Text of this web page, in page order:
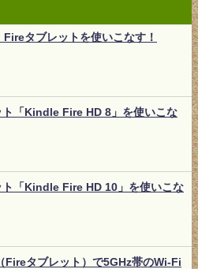
Fireタブレットを使いこなす！
ト「Kindle Fire HD 8」を使いこな
ト「Kindle Fire HD 10」を使いこな
Fireタブレット）で5GHz帯のWi-Fi